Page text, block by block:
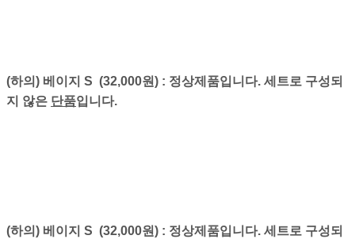
(하의) 베이지 S (32,000원) : 정상제품입니다. 세트로 구성되
지 않은 단품입니다.
(하의) 베이지 S (32,000원) : 정상제품입니다. 세트로 구성되